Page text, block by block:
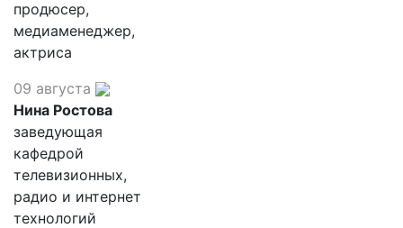
продюсер,
медиаменеджер,
актриса
09 августа
Нина Ростова
заведующая
кафедрой
телевизионных,
радио и интернет
технологий